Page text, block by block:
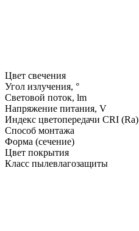
Цвет свечения
Угол излучения, °
Световой поток, lm
Напряжение питания, V
Индекс цветопередачи CRI (Ra)
Способ монтажа
Форма (сечение)
Цвет покрытия
Класс пылевлагозащиты